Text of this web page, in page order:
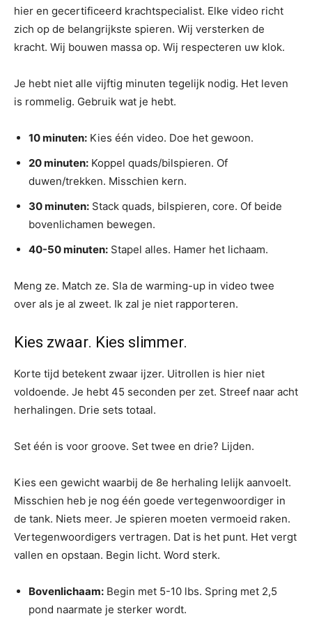
hier en gecertificeerd krachtspecialist. Elke video richt
zich op de belangrijkste spieren. Wij versterken de
kracht. Wij bouwen massa op. Wij respecteren uw klok.
Je hebt niet alle vijftig minuten tegelijk nodig. Het leven
is rommelig. Gebruik wat je hebt.
10 minuten: Kies één video. Doe het gewoon.
20 minuten: Koppel quads/bilspieren. Of
duwen/trekken. Misschien kern.
30 minuten: Stack quads, bilspieren, core. Of beide
bovenlichamen bewegen.
40-50 minuten: Stapel alles. Hamer het lichaam.
Meng ze. Match ze. Sla de warming-up in video twee
over als je al zweet. Ik zal je niet rapporteren.
Kies zwaar. Kies slimmer.
Korte tijd betekent zwaar ijzer. Uitrollen is hier niet
voldoende. Je hebt 45 seconden per zet. Streef naar acht
herhalingen. Drie sets totaal.
Set één is voor groove. Set twee en drie? Lijden.
Kies een gewicht waarbij de 8e herhaling lelijk aanvoelt.
Misschien heb je nog één goede vertegenwoordiger in
de tank. Niets meer. Je spieren moeten vermoeid raken.
Vertegenwoordigers vertragen. Dat is het punt. Het vergt
vallen en opstaan. Begin licht. Word sterk.
Bovenlichaam: Begin met 5-10 lbs. Spring met 2,5
pond naarmate je sterker wordt.